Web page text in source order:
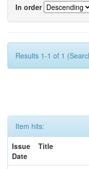
In order
Results 1-1 of 1
Item hits:
Issue
Date
Title